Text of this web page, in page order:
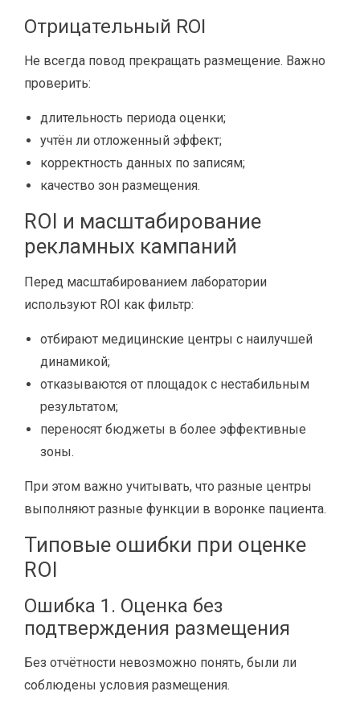
Отрицательный ROI
Не всегда повод прекращать размещение. Важно
проверить:
длительность периода оценки;
учтён ли отложенный эффект;
корректность данных по записям;
качество зон размещения.
ROI и масштабирование
рекламных кампаний
Перед масштабированием лаборатории
используют ROI как фильтр:
отбирают медицинские центры с наилучшей
динамикой;
отказываются от площадок с нестабильным
результатом;
переносят бюджеты в более эффективные
зоны.
При этом важно учитывать, что разные центры
выполняют разные функции в воронке пациента.
Типовые ошибки при оценке
ROI
Ошибка 1. Оценка без
подтверждения размещения
Без отчётности невозможно понять, были ли
соблюдены условия размещения.